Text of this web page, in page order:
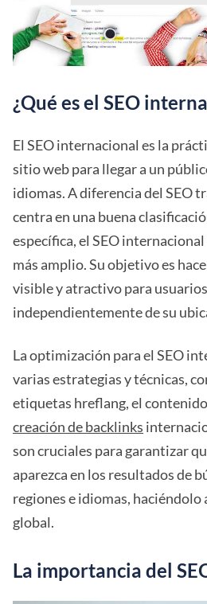
¿Qué es el SEO
El SEO internacional es la
sitio web para llegar a un
idiomas. A diferencia del SEO
centra en una buena
específica, el SEO
más amplio. Su objetivo es
visible y atractivo para
independientemente de su
La optimización para el SEO
varias estrategias y técnicas,
etiquetas hreflang, el
creación de backlinks
son cruciales para garantizar
aparezca en los resultados de
regiones e idiomas, haciéndolo
global.
La importancia del